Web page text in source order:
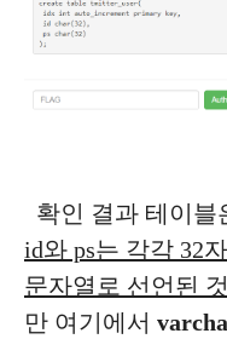
확인 결과 테이블
id와 ps는 각각 32
문자열로 선언된
만 여기에서